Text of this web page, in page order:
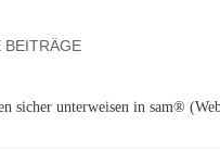
BEITRÄGE
sicher unterweisen in sam®